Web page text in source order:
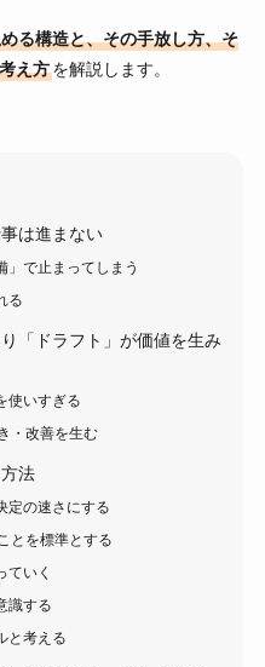
る構造と、その手放し方、そ
え方を解説します。
は進まない
」で止まってしまう
る
「ドラフト」が価値を生み
使いすぎる
・改善を生む
法
定の速さにする
とを標準とする
ていく
識する
と考える